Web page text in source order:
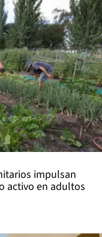
impulsan
activo en adultos